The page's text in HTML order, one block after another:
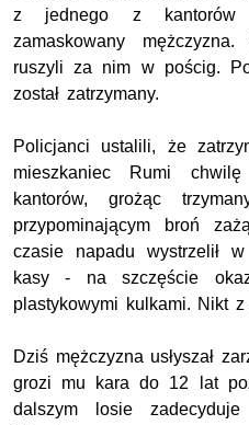
z jednego z kantorów
zamaskowany
ruszyli za nim w pościg.
został zatrzymany.
Policjanci ustalili, że
mieszkaniec Rumi
kantorów, grożąc
przypominającym broń
czasie napadu wystrzelił
kasy - na szczęście
plastykowymi kulkami. Nikt z
Dziś mężczyzna usłyszał
grozi mu kara do 12 lat
dalszym losie